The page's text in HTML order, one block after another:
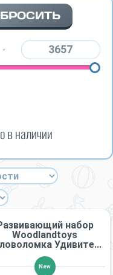
-
в наличии
набор
Woodlandtoys
Удивите...
New